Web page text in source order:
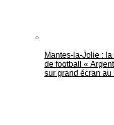
Mantes-la-Jolie :
de football «
sur grand écran